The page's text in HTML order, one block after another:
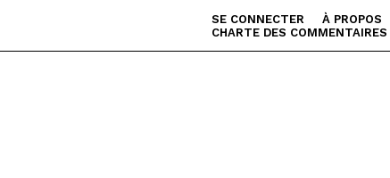
SE CONNECTER
À PROPOS
CHARTE DES COMMENTAIRES